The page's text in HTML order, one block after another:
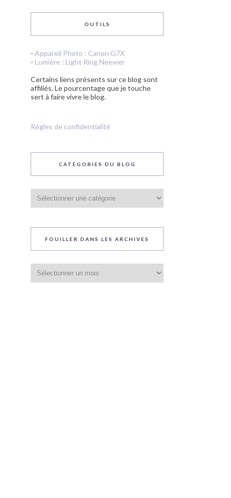
OUTILS
- Appareil Photo : Canon G7X
- Lumière : Light Ring Neewer
Certains liens présents sur ce blog sont
affiliés. Le pourcentage que je touche
sert à faire vivre le blog.
Règles de confidentialité
CATÉGORIES DU BLOG
du
blog
FOUILLER DANS LES ARCHIVES
dans
les